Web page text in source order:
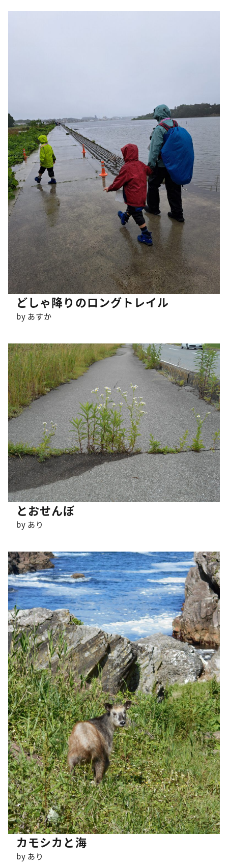
どしゃ降りのロングトレイル
by あすか
とおせんぼ
by あり
カモシカと海
by あり